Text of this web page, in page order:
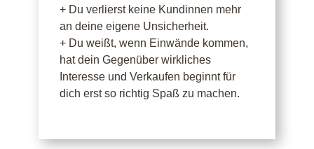
+ Du verlierst keine Kundinnen mehr
an deine eigene Unsicherheit.
+ Du weißt, wenn Einwände kommen,
hat dein Gegenüber wirkliches
Interesse und Verkaufen beginnt für
dich erst so richtig Spaß zu machen.